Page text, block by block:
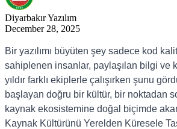
DiyarbakırYazılım
December 28, 2025
Bir yazılımı büyüten şey sadece kod
sahiplenen insanlar, paylaşılan bilgi ve
yıldır farklı ekiplerle çalışırken şunu
başlayan doğru bir kültür, bir noktadan
kaynak ekosistemine doğal biçimde
Kaynak Kültürünü Yerelden Küresele